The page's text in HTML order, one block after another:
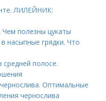
ЛИЛЕЙНИК:
Чем полезны цукаты
насыпные грядки. Что
средней полосе.
Оптимальные
чернослива